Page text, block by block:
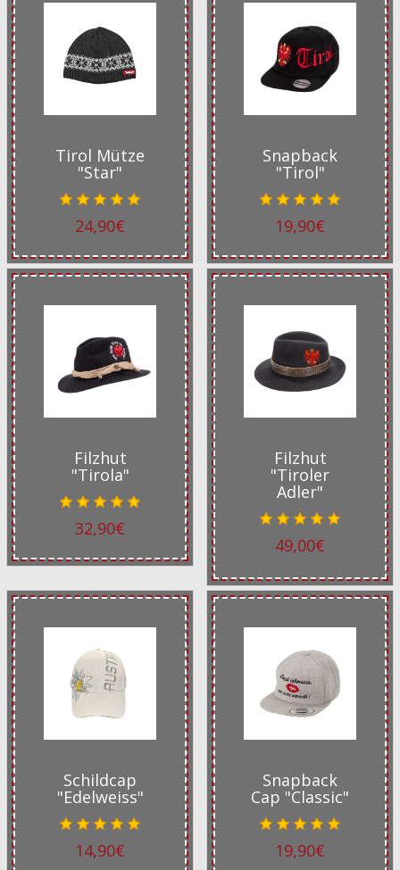
Tirol Mütze
"Star"
24,90€
Snapback
"Tirol"
19,90€
Filzhut
"Tirola"
32,90€
Filzhut
"Tiroler
Adler"
49,00€
Schildcap
"Edelweiss"
14,90€
Snapback
Cap "Classic"
19,90€